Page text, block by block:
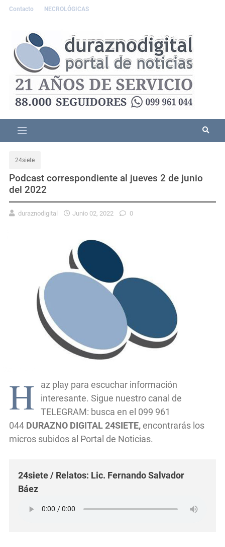
Contacto NECROLÓGICAS
24siete
Podcast correspondiente al jueves 2 de junio
del 2022
duraznodigital Junio 02, 2022 0
H
az play para escuchar información
interesante. Sigue nuestro canal de
TELEGRAM: busca en el 099 961
044 DURAZNO DIGITAL 24SIETE, encontrarás los
micros subidos al Portal de Noticias.
24siete / Relatos: Lic. Fernando Salvador
Báez